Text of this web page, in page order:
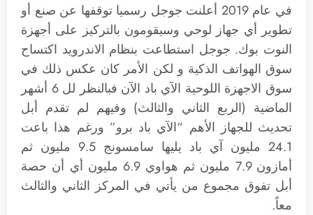
في عام 2019 أعلنت جوجل رسميا توقفها عن صنع أو
تطوير أي جهاز لوحي وسيقومون بالتركيز على أجهزة
النوت بوك. جوجل استطاعت بنظام الاندرويد اكتساح
سوق الهواتف الذكية و لكن الأمر كان عكس ذلك في
سوق الاجهزة اللوحية الآي باد الآن فبالنظر لل 6 أشهر
الماضية (الربع الثاني والثالث) وفيهم لم تقدم أبل
تحديث للجهاز الأهم “الآي باد برو” ورغم هذا باعت
24.1 مليون آي باد يليها سامسونج 9.5 مليون ثم
أمازون 7.9 مليون ثم هواوي 6.9 مليون أي أن حصة
أبل تفوق مجموع من يأتي في المركز الثاني والثالث
معاً.